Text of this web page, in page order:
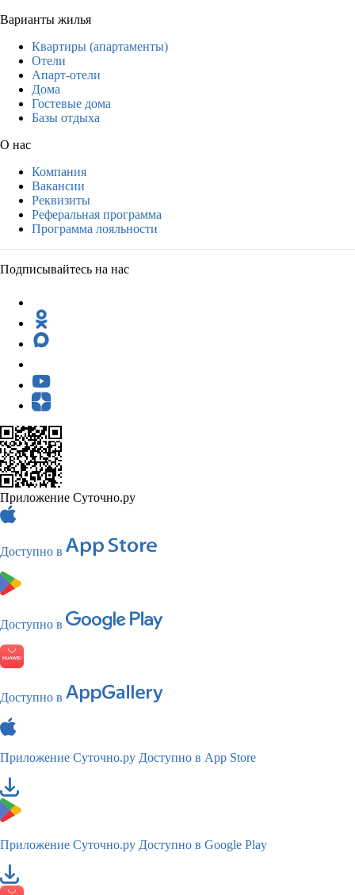
Варианты жилья
Квартиры (апартаменты)
Отели
Апарт-отели
Дома
Гостевые дома
Базы отдыха
О нас
Компания
Вакансии
Реквизиты
Реферальная программа
Программа лояльности
Подписывайтесь на нас
Приложение Суточно.ру
Доступно в
Доступно в
Доступно в
Приложение Суточно.ру Доступно в App Store
Приложение Суточно.ру Доступно в Google Play